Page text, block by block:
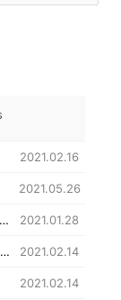
2021.02.16
2021.05.26
W-OKTA TORONTO 21대 출범식 및 신년 하례식 2021.01.28
설날을 앞두고 토론토 노인회를 찾아 명절 선물 전달 2021.02.14
2021.02.14